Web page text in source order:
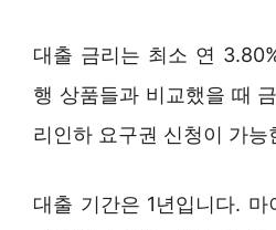
대출 금리는 최소 연
행 상품들과 비교했을 때
리인하 요구권 신청이 가능
대출 기간은 1년입니다. 마